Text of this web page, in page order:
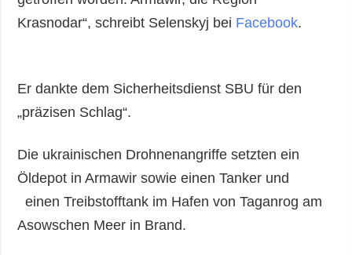
Krasnodar“, schreibt Selenskyj bei Facebook.
Er dankte dem Sicherheitsdienst SBU für den
„präzisen Schlag“.
Die ukrainischen Drohnenangriffe setzten ein
Öldepot in Armawir sowie einen Tanker und
einen Treibstofftank im Hafen von Taganrog am
Asowschen Meer in Brand.